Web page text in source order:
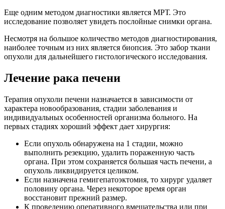
Еще одним методом диагностики является МРТ. Это
исследование позволяет увидеть послойные снимки органа.
Несмотря на большое количество методов диагностирования,
наиболее точным из них является биопсия. Это забор ткани
опухоли для дальнейшего гистологического исследования.
Лечение рака печени
Терапия опухоли печени назначается в зависимости от
характера новообразования, стадии заболевания и
индивидуальных особенностей организма больного. На
первых стадиях хороший эффект дает хирургия:
Если опухоль обнаружена на 1 стадии, можно
выполнить резекцию, удалить пораженную часть
органа. При этом сохраняется большая часть печени, а
опухоль ликвидируется целиком.
Если назначена гемигепатоэктомия, то хирург удаляет
половину органа. Через некоторое время орган
восстановит прежний размер.
К проведению оперативного вмешательства или при